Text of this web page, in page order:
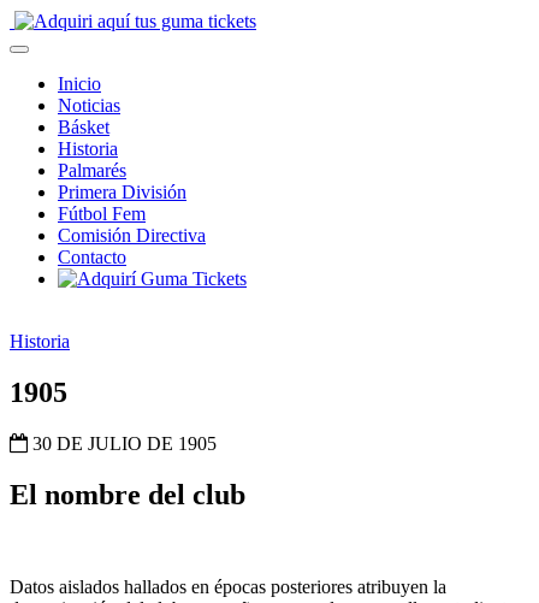
Inicio
Noticias
Básket
Historia
Palmarés
Primera División
Fútbol Fem
Comisión Directiva
Contacto
Historia
1905
30 DE JULIO DE 1905
El nombre del club
Datos aislados hallados en épocas posteriores atribuyen la